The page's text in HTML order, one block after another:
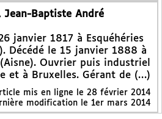
Jean-Baptiste André
janvier 1817 à Esquéhéries
Décédé le 15 janvier 1888 à
Ouvrier puis industriel
et à Bruxelles. Gérant de (…)
mis en ligne le 28 février 2014
modification le 1er mars 2014